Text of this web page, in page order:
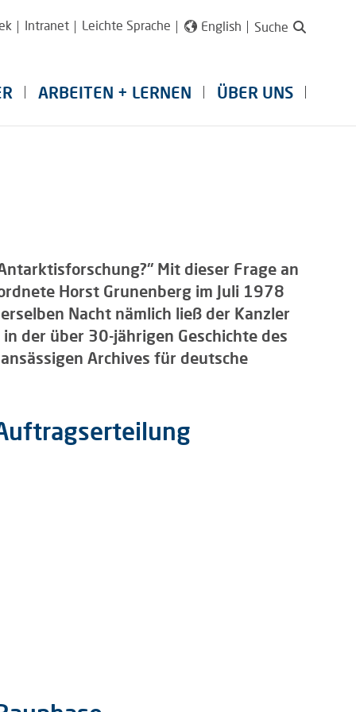
Intranet Leichte Sprache English Suche
ARBEITEN + LERNEN ÜBER UNS
Mit dieser Frage an
Horst Grunenberg im Juli 1978
Nacht nämlich ließ der Kanzler
der über 30-jährigen Geschichte des
Archives für deutsche